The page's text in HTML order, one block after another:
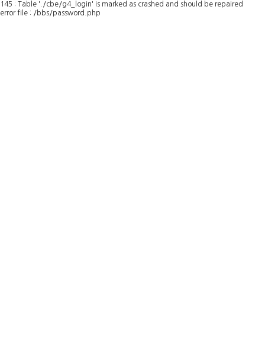
145 : Table './cbe/g4_login' is marked as crashed and should be repaired
error file : /bbs/password.php